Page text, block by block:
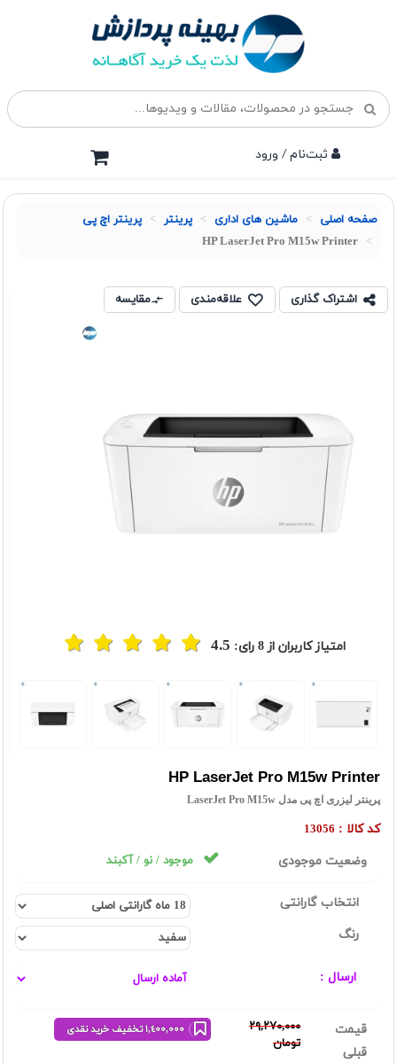
ثبت‌نام / ورود
صفحه اصلی ماشین های اداری پرينتر پرینتر اچ پی
HP LaserJet Pro M15w Printer
اشتراک گذاری علاقه‌مندی مقایسه
امتیاز کاربران از8 رای: 4.5
HP LaserJet Pro M15w Printer
پرينتر ليزری اچ پی مدل LaserJet Pro M15w
کد کالا : 13056
وضعیت موجودی موجود / نو / آکبند
انتخاب گارانتی
رنگ
ارسال :
قیمت
قبلی
٢٩,٢٧٠,٠٠٠
تومان